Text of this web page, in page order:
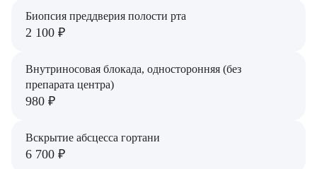
Биопсия преддверия полости рта
2 100 ₽
Внутриносовая блокада, односторонняя (без
препарата центра)
980 ₽
Вскрытие абсцесса гортани
6 700 ₽